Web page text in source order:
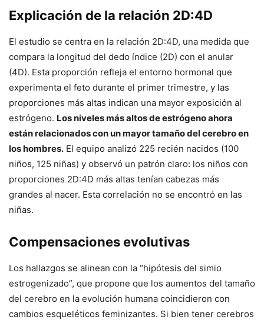
Explicación de la relación 2D:4D
El estudio se centra en la relación 2D:4D, una medida que
compara la longitud del dedo índice (2D) con el anular
(4D). Esta proporción refleja el entorno hormonal que
experimenta el feto durante el primer trimestre, y las
proporciones más altas indican una mayor exposición al
estrógeno. Los niveles más altos de estrógeno ahora
están relacionados con un mayor tamaño del cerebro en
los hombres. El equipo analizó 225 recién nacidos (100
niños, 125 niñas) y observó un patrón claro: los niños con
proporciones 2D:4D más altas tenían cabezas más
grandes al nacer. Esta correlación no se encontró en las
niñas.
Compensaciones evolutivas
Los hallazgos se alinean con la “hipótesis del simio
estrogenizado”, que propone que los aumentos del tamaño
del cerebro en la evolución humana coincidieron con
cambios esqueléticos feminizantes. Si bien tener cerebros